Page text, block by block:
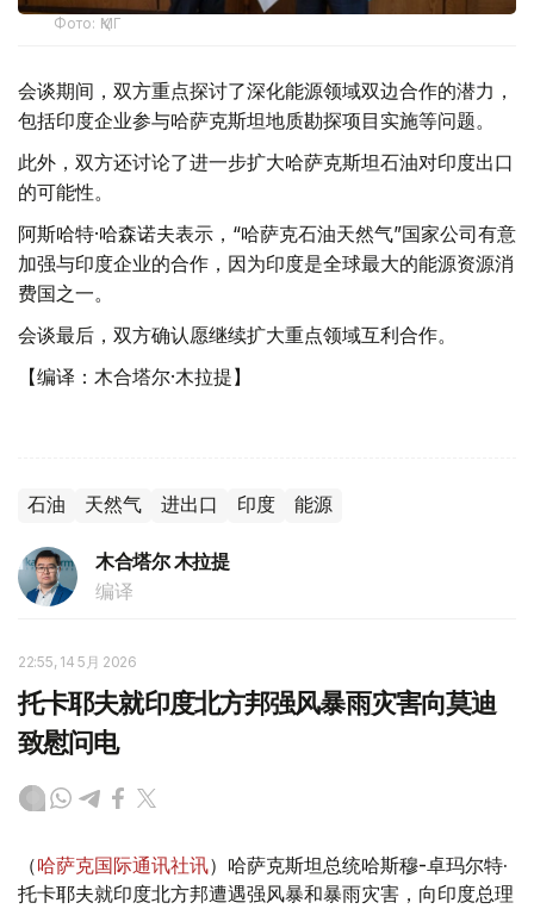
Фото: ҚМГ
会谈期间，双方重点探讨了深化能源领域双边合作的潜力，
包括印度企业参与哈萨克斯坦地质勘探项目实施等问题。
此外，双方还讨论了进一步扩大哈萨克斯坦石油对印度出口
的可能性。
阿斯哈特·哈森诺夫表示，“哈萨克石油天然气”国家公司有意
加强与印度企业的合作，因为印度是全球最大的能源资源消
费国之一。
会谈最后，双方确认愿继续扩大重点领域互利合作。
【编译：木合塔尔·木拉提】
石油 天然气 进出口 印度 能源
木合塔尔 木拉提
编译
22:55, 14 5月 2026
托卡耶夫就印度北方邦强风暴雨灾害向莫迪
致慰问电
（哈萨克国际通讯社讯）哈萨克斯坦总统哈斯穆-卓玛尔特·
托卡耶夫就印度北方邦遭遇强风暴和暴雨灾害，向印度总理